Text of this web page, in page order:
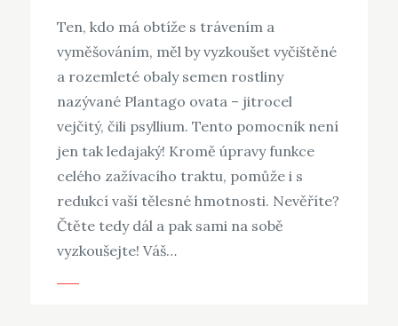
Ten, kdo má obtíže s trávením a
vyměšováním, měl by vyzkoušet vyčištěné
a rozemleté obaly semen rostliny
nazývané Plantago ovata – jitrocel
vejčitý, čili psyllium. Tento pomocník není
jen tak ledajaký! Kromě úpravy funkce
celého zažívacího traktu, pomůže i s
redukcí vaší tělesné hmotnosti. Nevěříte?
Čtěte tedy dál a pak sami na sobě
vyzkoušejte! Váš…